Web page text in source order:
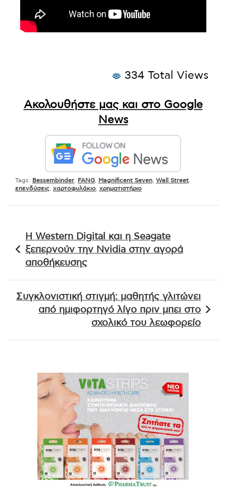
334 Total Views
Ακολουθήστε μας και στο Google
News
Tags: Bessembinder FANG Magnificent Seven Wall Street
επενδύσεις χαρτοφυλάκιο χρηματιστήριο
άρθρων
Η Western Digital και η Seagate
ξεπερνούν την Nvidia στην αγορά
αποθήκευσης
Συγκλονιστική στιγμή: μαθητής γλιτώνει
από ημιφορτηγό λίγο πριν μπει στο
σχολικό του λεωφορείο